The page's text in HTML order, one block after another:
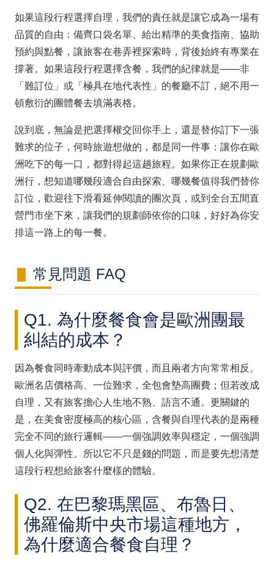
如果這段行程選擇自理，我們的責任就是讓它成為一場有
品質的自由：備齊口袋名單、給出精準的美食指南、協助
預約與點餐，讓旅客在巷弄裡探索時，背後始終有專業在
撐著。如果這段行程選擇含餐，我們的紀律就是——非
「難訂位」或「極具在地代表性」的餐廳不訂，絕不用一
頓敷衍的團體餐去填滿表格。
說到底，無論是把選擇權交回你手上，還是替你訂下一張
難求的位子，何時旅遊想做的，都是同一件事：讓你在歐
洲吃下的每一口，都對得起這趟旅程。如果你正在規劃歐
洲行，想知道哪幾段適合自由探索、哪幾餐值得我們替你
訂位，歡迎往下滑看延伸閱讀的團次頁，或到全台五間直
營門市坐下來，讓我們的規劃師依你的口味，好好為你安
排這一路上的每一餐。
常見問題 FAQ
Q1. 為什麼餐食會是歐洲團最
糾結的成本？
因為餐食同時牽動成本與評價，而且兩者方向常常相反。
歐洲名店價格高、一位難求，全包會墊高團費；但若改成
自理，又有旅客擔心人生地不熟、語言不通。更關鍵的
是，在美食密度極高的核心區，含餐與自理代表的是兩種
完全不同的旅行邏輯——一個強調效率與穩定，一個強調
個人化與彈性。所以它不只是錢的問題，而是要先想清楚
這段行程想給旅客什麼樣的體驗。
Q2. 在巴黎瑪黑區、布魯日、
佛羅倫斯中央市場這種地方，
為什麼適合餐食自理？